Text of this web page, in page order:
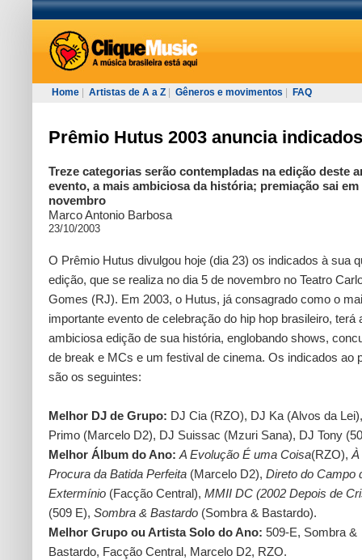
Home Artistas de A a Z Gêneros e movimentos FAQ
Prêmio Hutus 2003 anuncia indicados
Treze categorias serão contempladas na edição deste
evento, a mais ambiciosa da história; premiação sai em
novembro
Marco Antonio Barbosa
23/10/2003
O Prêmio Hutus divulgou hoje (dia 23) os indicados à sua
edição, que se realiza no dia 5 de novembro no Teatro
Gomes (RJ). Em 2003, o Hutus, já consagrado como o
importante evento de celebração do hip hop brasileiro, terá
ambiciosa edição de sua história, englobando shows,
de break e MCs e um festival de cinema. Os indicados ao
são os seguintes:
Melhor DJ de Grupo: DJ Cia (RZO), DJ Ka (Alvos da
Primo (Marcelo D2), DJ Suissac (Mzuri Sana), DJ Tony
Melhor Álbum do Ano: A Evolução É uma Coisa(RZO), À
Procura da Batida Perfeita (Marcelo D2), Direto do Campo
Extermínio (Facção Central), MMII DC (2002 Depois de
(509 E), Sombra & Bastardo (Sombra & Bastardo).
Melhor Grupo ou Artista Solo do Ano: 509-E, Sombra &
Bastardo, Facção Central, Marcelo D2, RZO.